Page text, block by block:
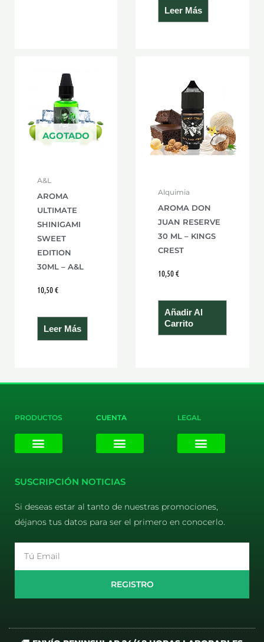
Leer Más
AGOTADO
A&L
AROMA
ULTIMATE
SHINIGAMI
SWEET
EDITION
30ML – A&L
10,50€
Leer Más
Alquimia
AROMA DON
JUAN RESERVE
30 ML – KINGS
CREST
10,50€
Añadir Al
Carrito
PRODUCTOS CUENTA LEGAL
SUSCRIPCIÓN NOTICIAS
Si deseas estar al tanto de nuestras promociones,
déjanos tus datos para ser el primero en conocerlo.
REGISTRO